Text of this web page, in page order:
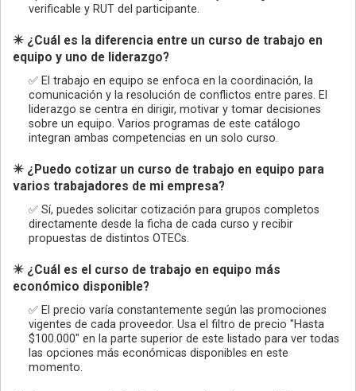
verificable y RUT del participante.
✴️ ¿Cuál es la diferencia entre un curso de trabajo en
equipo y uno de liderazgo?
✅ El trabajo en equipo se enfoca en la coordinación, la
comunicación y la resolución de conflictos entre pares. El
liderazgo se centra en dirigir, motivar y tomar decisiones
sobre un equipo. Varios programas de este catálogo
integran ambas competencias en un solo curso.
✴️ ¿Puedo cotizar un curso de trabajo en equipo para
varios trabajadores de mi empresa?
✅ Sí, puedes solicitar cotización para grupos completos
directamente desde la ficha de cada curso y recibir
propuestas de distintos OTECs.
✴️ ¿Cuál es el curso de trabajo en equipo más
económico disponible?
✅ El precio varía constantemente según las promociones
vigentes de cada proveedor. Usa el filtro de precio "Hasta
$100.000" en la parte superior de este listado para ver todas
las opciones más económicas disponibles en este
momento.